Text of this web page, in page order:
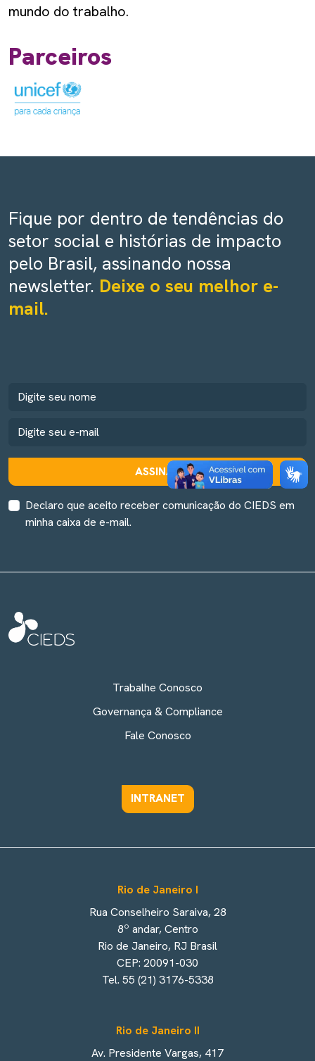
mundo do trabalho.
Parceiros
Fique por dentro de tendências do
setor social e histórias de impacto
pelo Brasil, assinando nossa
newsletter. Deixe o seu melhor e-
mail.
ASSINAR
Declaro que aceito receber comunicação do CIEDS em
minha caixa de e-mail.
Trabalhe Conosco
Governança & Compliance
Fale Conosco
INTRANET
Rio de Janeiro I
Rua Conselheiro Saraiva, 28
8º andar, Centro
Rio de Janeiro, RJ Brasil
CEP: 20091-030
Tel. 55 (21) 3176-5338
Rio de Janeiro II
Av. Presidente Vargas, 417